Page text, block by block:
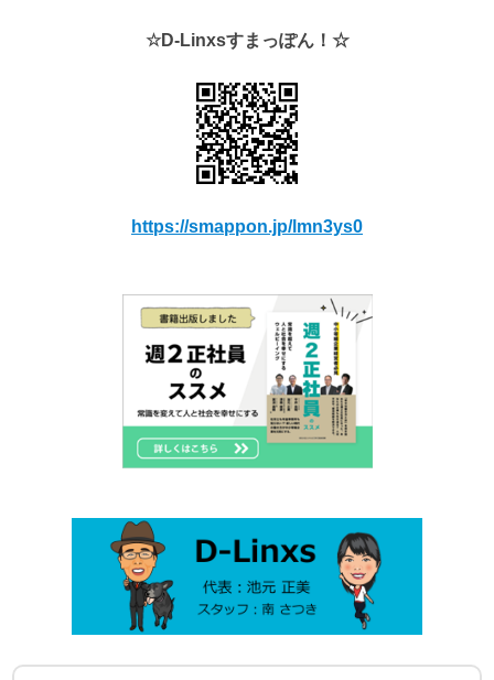
☆D-Linxsすまっぽん！☆
https://smappon.jp/lmn3ys0